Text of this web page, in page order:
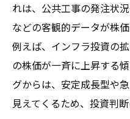
れは、公共工事の発注状
などの客観的データが株
例えば、インフラ投資の
の株価が一斉に上昇する
グからは、安定成長型や
見えてくるため、投資判